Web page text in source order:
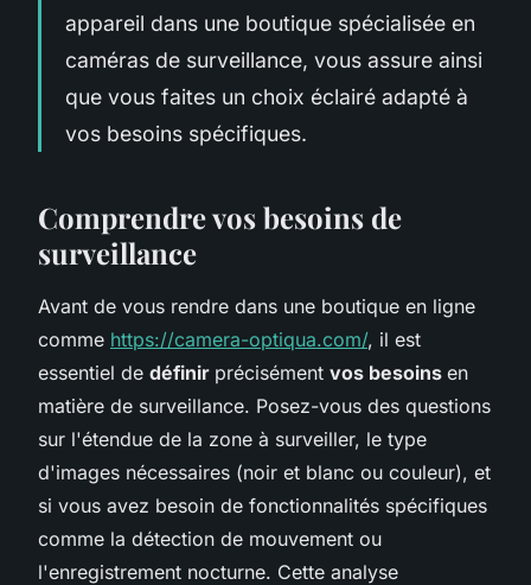
appareil dans une boutique spécialisée en
caméras de surveillance, vous assure ainsi
que vous faites un choix éclairé adapté à
vos besoins spécifiques.
Comprendre vos besoins de
surveillance
Avant de vous rendre dans une boutique en ligne
comme https://camera-optiqua.com/, il est
essentiel de définir précisément vos besoins en
matière de surveillance. Posez-vous des questions
sur l'étendue de la zone à surveiller, le type
d'images nécessaires (noir et blanc ou couleur), et
si vous avez besoin de fonctionnalités spécifiques
comme la détection de mouvement ou
l'enregistrement nocturne. Cette analyse